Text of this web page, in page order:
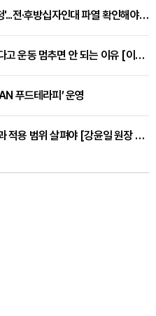
무릎 통증 가라앉았는데 자꾸 '휘청'...전·후방십자인대 파열 확인해야 [곽우경 원장 칼럼]
팔 들기 어려운 오십견, 통증 줄었다고 운동 멈추면 안 되는 이유 [이병욱 원장 칼럼]
푸드테라피’ 운영
손발 다한증 보톡스, 시술 전 원인과 적용 범위 살펴야 [강윤일 원장 칼럼]